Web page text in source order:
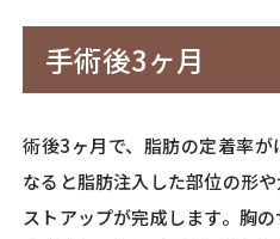
手術後3ヶ月
術後3ヶ月で、脂肪の定着率
なると脂肪注入した部位の形
ストアップが完成します。胸